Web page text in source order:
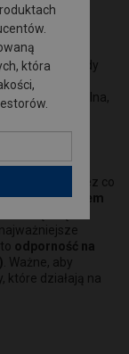
panele
Podkłady
dźwiękowe i
jest kolosalna,
przez co
elementem
odporność na
. Ważne, aby
które działają na
która